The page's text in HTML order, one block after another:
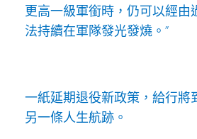
更高一級軍銜時，仍可以經由
法持續在軍隊發光發燒。”
一紙延期退役新政策，給行將
另一條人生航跡。